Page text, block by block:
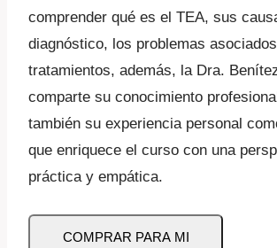
comprender qué es el TEA, sus
diagnóstico, los problemas
tratamientos, además, la Dra.
comparte su conocimiento
también su experiencia personal
que enriquece el curso con una
práctica y empática.
Trastornos
COMPRAR PARA MI